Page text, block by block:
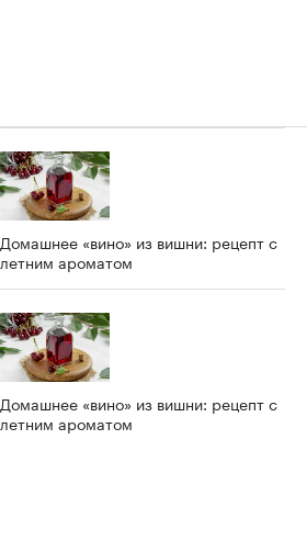
Домашнее «вино» из вишни: рецепт с
летним ароматом
Домашнее «вино» из вишни: рецепт с
летним ароматом